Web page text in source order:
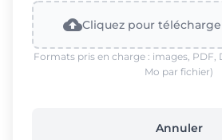
cloud_uploadCliquez pour
Formats pris en charge : images, PDF,
Mo par fichier)
Annuler